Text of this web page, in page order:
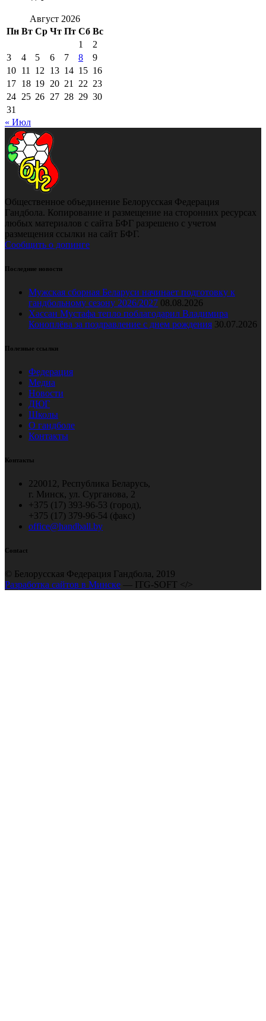
Август 2026
Пн Вт Ср Чт Пт Сб Вс
1
2
3
4 5 6 7 8
9
10 11 12 13 14 15 16
17 18 19 20 21 22 23
24 25 26 27 28 29 30
31
« Июл
Общественное объединение Белорусская Федерация
Гандбола. Копирование и размещение на сторонних ресурсах
любых материалов с сайта БФГ разрешено с учетом
размещения ссылки на сайт БФГ.
Сообщить о допинге
Последние новости
Мужская сборная Беларуси начинает подготовку к
гандбольному сезону 2026/2027 08.08.2026
Хассан Мустафа тепло поблагодарил Владимира
Коноплёва за поздравление с днем рождения 30.07.2026
Полезные ссылки
Федерация
Медиа
Новости
ДЮГ
Школы
О гандболе
Контакты
Контакты
220012, Республика Беларусь,
г. Минск, ул. Сурганова, 2
+375 (17) 393-96-53 (город),
+375 (17) 379-96-54 (факс)
office@handball.by
Contact
© Белорусская Федерация Гандбола, 2019
Разработка сайтов в Минске — ITG-SOFT </>